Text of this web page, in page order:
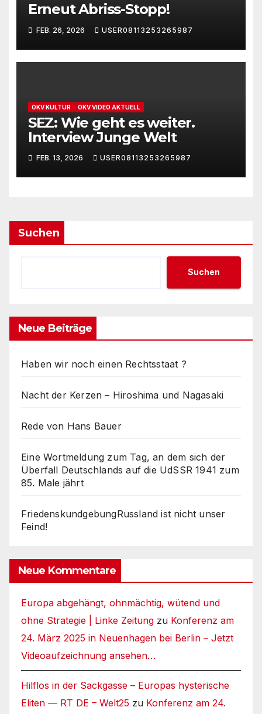
Erneut Abriss-Stopp!
FEB. 26, 2026 USER08113253265987
OKV KULTUR OKV VIDEO AKTUELL
SEZ: Wie geht es weiter.
Interview Junge Welt
FEB. 13, 2026 USER08113253265987
Suchen
Suchen
Neue Beiträge
Haben wir noch einen Rechtsstaat ?
Nacht der Kerzen – Hiroshima und Nagasaki
Rede von Hans Bauer
Eine Wortmeldung zum Tag, an dem sich der
Überfall Deutschlands auf die UdSSR 1941 zum
85. Male jährt
FriedenskundgebungRussland ist nicht unser
Feind!
Neue Kommentare
Europa abgehängt, ohnmächtig, wütend und
ohne Strategie | Linke Zeitung zu Konferenz am
24. März 2025 in Neuenhagen bei Berlin – Jetzt
Videoaufzeichnung ansehen…
Hilflos in der Sackgasse – Europas hysterische
Eliten — RT DE – Welt25 zu Konferenz am 24.